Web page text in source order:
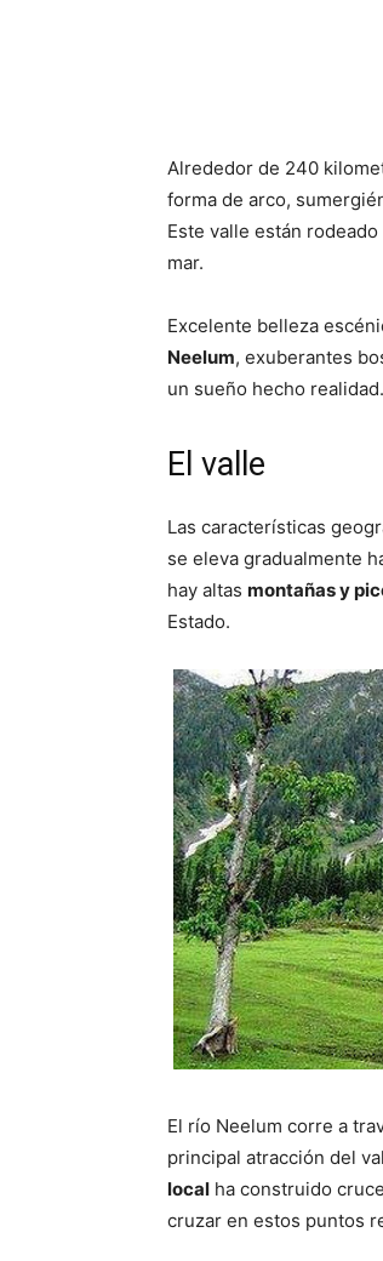
Alrededor de 240
forma de arco,
Este valle están
mar.
Excelente belleza
Neelum, exuberantes
un sueño hecho realidad.
El valle
Las características
se eleva gradualmente
hay altas montañas y
Estado.
El río Neelum corre a
principal atracción del
local ha construido
cruzar en estos puntos